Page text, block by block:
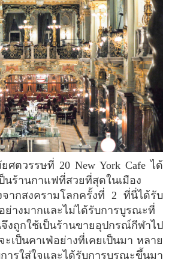
นร้านกาแฟที่สวยที่สุดในเมือง
ากสงครามโลกครั้งที่ 2 ที่นี่ได้รับ
ย่างมากและไม่ได้รับการบูรณะที่
กใช้เป็นร้านขายอุปกรณ์กีฬาไป
เป็นคาเฟ่อย่างที่เคยเป็นมา หลาย
ารใส่ใจและได้รับการบูรณะขึ้นมา